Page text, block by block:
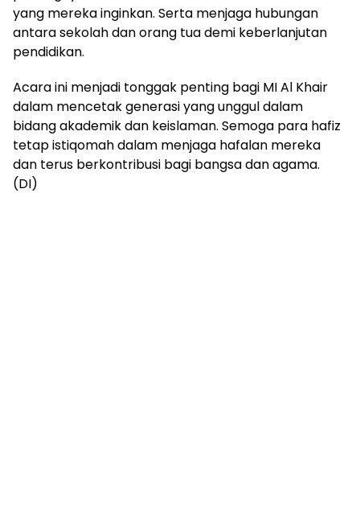
yang mereka inginkan. Serta menjaga hubungan
antara sekolah dan orang tua demi keberlanjutan
pendidikan.
Acara ini menjadi tonggak penting bagi MI Al Khair
dalam mencetak generasi yang unggul dalam
bidang akademik dan keislaman. Semoga para hafiz
tetap istiqomah dalam menjaga hafalan mereka
dan terus berkontribusi bagi bangsa dan agama.
(DI)